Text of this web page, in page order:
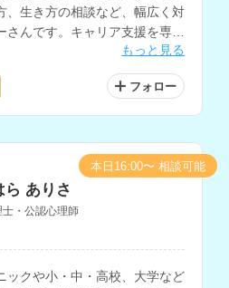
、生き方の相談など、幅広く対
んです。キャリア支援を専門
や職場の人間関係、復職支援に
もっと見る
フォロー
ら ありさ
士・公認心理師
ックや小・中・高校、大学など
本日16:00〜 相談可能